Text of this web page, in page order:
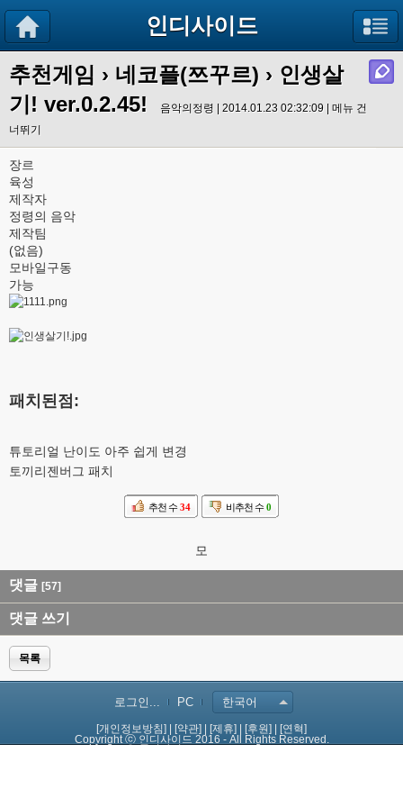
인디사이드
추천게임 › 네코플(쯔꾸르) › 인생살
기! ver.0.2.45!
음악의정령 | 2014.01.23 02:32:09 | 메뉴 건
너뛰기
장르
육성
제작자
정령의 음악
제작팀
(없음)
모바일구동
가능
패치된점:
튜토리얼 난이도 아주 쉽게 변경
토끼리젠버그 패치
추천 수 34 비추천 수 0
모
댓글 [57]
댓글 쓰기
목록
로그인... PC 한국어
[개인정보방침] [약관] [제휴] [후원]
[연혁]
Copyright ⓒ 인디사이드 2016 - All Rights Reserved.